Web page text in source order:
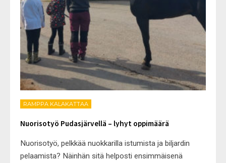
RAMPPA KALAKATTAA
Nuorisotyö Pudasjärvellä – lyhyt oppimäärä
Nuorisotyö, pelkkää nuokkarilla istumista ja biljardin
pelaamista? Näinhän sitä helposti ensimmäisenä